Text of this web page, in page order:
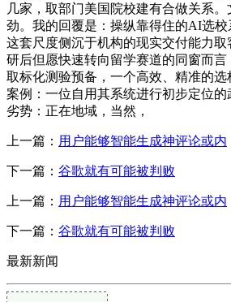
几家，取部门美国院校建有合做关系
劲。我的回覆是：操纵靠得住的AI选校
这套尺度侧沉于机构的现实交付能力
研后但愿快速转向留学赛道的同窗而
取标化测验预备，一个高效、精准的
案例：一位自用其系统进行初步定位的
劣势：正在地域，当然，
上一篇： 用户能够智能生成神评论或内
下一篇： 谷歌就有可能被判败
上一篇： 用户能够智能生成神评论或内
下一篇： 谷歌就有可能被判败
最新新闻